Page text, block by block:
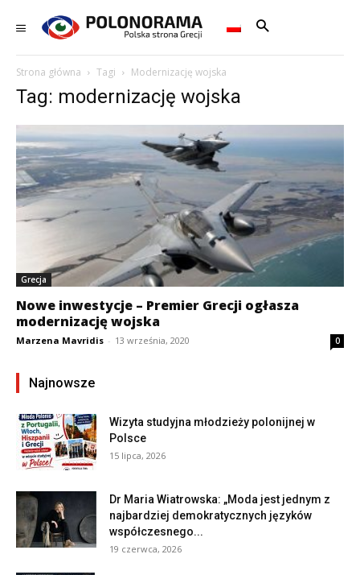
Strona główna Tagi Modernizację wojska
Tag: modernizację wojska
Grecja
Nowe inwestycje – Premier Grecji ogłasza
modernizację wojska
Marzena Mavridis - 13 września, 2020 0
Najnowsze
Wizyta studyjna młodzieży polonijnej w
Polsce
15 lipca, 2026
Dr Maria Wiatrowska: „Moda jest jednym z
najbardziej demokratycznych języków
współczesnego...
19 czerwca, 2026